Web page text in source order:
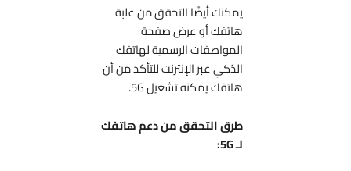
يمكنك أيضًا التحقق من علبة
هاتفك أو عرض صفحة
المواصفات الرسمية لهاتفك
الذكي عبر الإنترنت للتأكد من أن
هاتفك يمكنه تشغيل 5G.
طرق التحقق من دعم هاتفك
لـ 5G: